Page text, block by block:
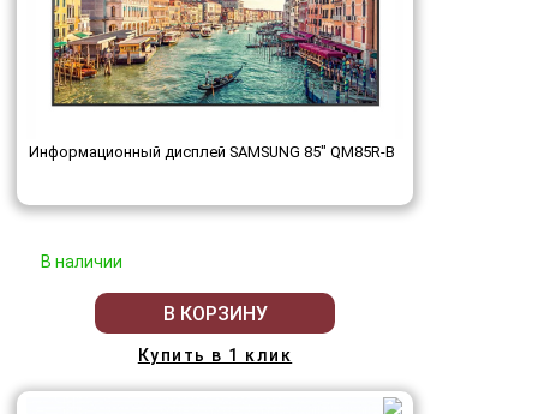
Информационный дисплей SAMSUNG 85" QM85R-B
В наличии
В КОРЗИНУ
Купить в 1 клик